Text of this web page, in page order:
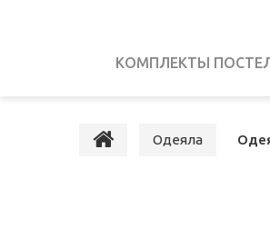
КОМПЛЕКТЫ
Одеяла